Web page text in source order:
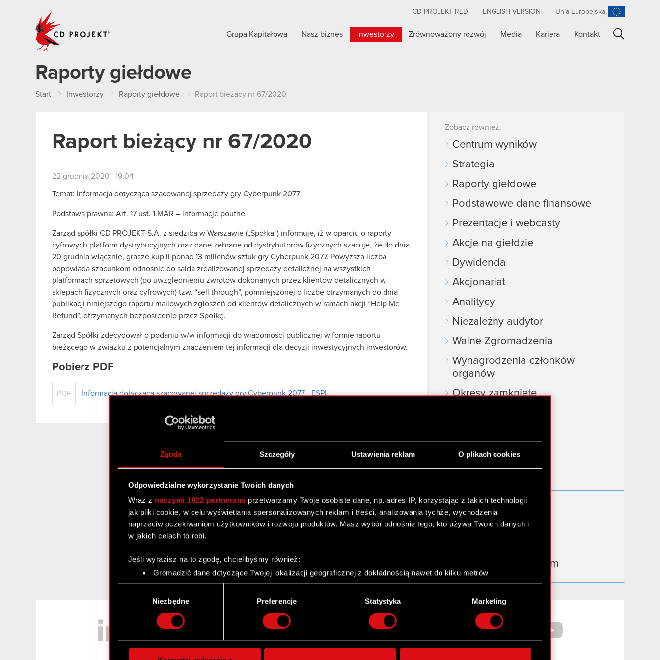
Zgoda Szczegóły Ustawienia reklam O plikach cookies
Odpowiedzialne wykorzystanie Twoich danych
Wraz z naszymi 1022 partnerami przetwarzamy Twoje osobiste dane, np. adres IP, korzystając z takich technologii
jak pliki cookie, w celu wyświetlania spersonalizowanych reklam i treści, analizowania tychże, wychodzenia
naprzeciw oczekiwaniom użytkowników i rozwoju produktów. Masz wybór odnośnie tego, kto używa Twoich danych i
w jakich celach to robi.
Jeśli wyrazisz na to zgodę, chcielibyśmy również:
Gromadzić dane dotyczące Twojej lokalizacji geograficznej z dokładnością nawet do kilku metrów
Identyfikować Twoje urządzenie, aktywnie analizując charakteryzującego je zbiory danych (fingerprinting,
Dowiedz się więcej odnośnie tego, jak Twoje osobiste dane są przetwarzane oraz ustaw własne preferencje w
szczegółów . W Deklaracji plików cookie możesz zmienić lub wycofać swoją zgodę w dowolnej chwili.
Wykorzystujemy pliki cookie do spersonalizowania treści i reklam, aby oferować funkcje społecznościowe i
Niezbędne Preferencje Statystyka Marketing
CD PROJEKT RED ENGLISH VERSION Unia Europejska
Grupa Kapitałowa Nasz biznes Inwestorzy Zrównoważony rozwój Media Kariera Kontakt
Raporty giełdowe
Start Inwestorzy Raporty giełdowe Raport bieżący nr 67/2020
Raport bieżący nr 67/2020
22 grudnia 2020 19:04
Temat: Informacja dotycząca szacowanej sprzedaży gry Cyberpunk 2077
Podstawa prawna: Art. 17 ust. 1 MAR – informacje poufne
Zarząd spółki CD PROJEKT S.A. z siedzibą w Warszawie („Spółka”) informuje, iż w oparciu o raporty
cyfrowych platform dystrybucyjnych oraz dane zebrane od dystrybutorów fizycznych szacuje, że do dnia
20 grudnia włącznie, gracze kupili ponad 13 milionów sztuk gry Cyberpunk 2077. Powyższa liczba
odpowiada szacunkom odnośnie do salda zrealizowanej sprzedaży detalicznej na wszystkich
platformach sprzętowych (po uwzględnieniu zwrotów dokonanych przez klientów detalicznych w
sklepach fizycznych oraz cyfrowych) tzw. “sell through”, pomniejszonej o liczbę otrzymanych do dnia
publikacji niniejszego raportu mailowych zgłoszeń od klientów detalicznych w ramach akcji “Help Me
Refund”, otrzymanych bezpośrednio przez Spółkę.
Zarząd Spółki zdecydował o podaniu w/w informacji do wiadomości publicznej w formie raportu
bieżącego w związku z potencjalnym znaczeniem tej informacji dla decyzji inwestycyjnych inwestorów.
Pobierz PDF
PDF Informacja dotycząca szacowanej sprzedaży gry Cyberpunk 2077 - ESPI
Zobacz również:
Centrum wyników
Strategia
Raporty giełdowe
Podstawowe dane finansowe
Prezentacje i webcasty
Akcje na giełdzie
Dywidenda
Akcjonariat
Analitycy
Niezależny audytor
Walne Zgromadzenia
Wynagrodzenia członków
organów
Okresy zamknięte
Przydatne linki
Kontakt IR
Dowiedz się więcej:
thewitcher.com
gear.cdprojektred.com
Facebook